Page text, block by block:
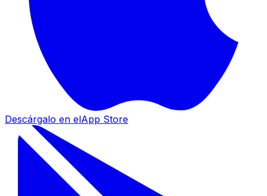
Descárgalo en elApp Store